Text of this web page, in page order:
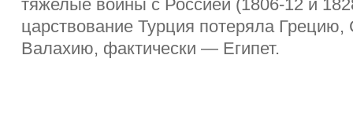
тяжелые войны с Россией (1806-12 и
царствование Турция потеряла
Валахию, фактически — Египет.